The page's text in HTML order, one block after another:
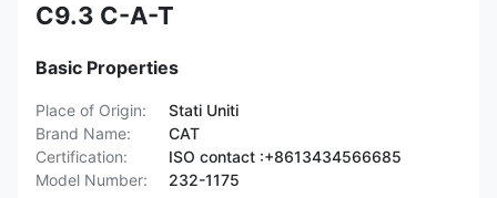
C9.3 C-A-T
Basic Properties
Place of Origin:
Stati Uniti
Brand Name:
CAT
Certification:
ISO contact :+8613434566685
Model Number:
232-1175